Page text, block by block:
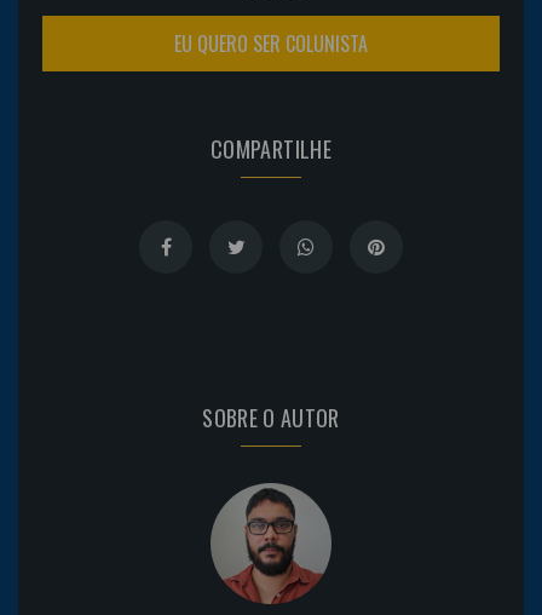
EU QUERO SER COLUNISTA
COMPARTILHE
SOBRE O AUTOR